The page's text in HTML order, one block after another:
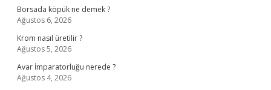
Borsada köpük ne demek ?
Ağustos 6, 2026
Krom nasıl üretilir ?
Ağustos 5, 2026
Avar İmparatorluğu nerede ?
Ağustos 4, 2026